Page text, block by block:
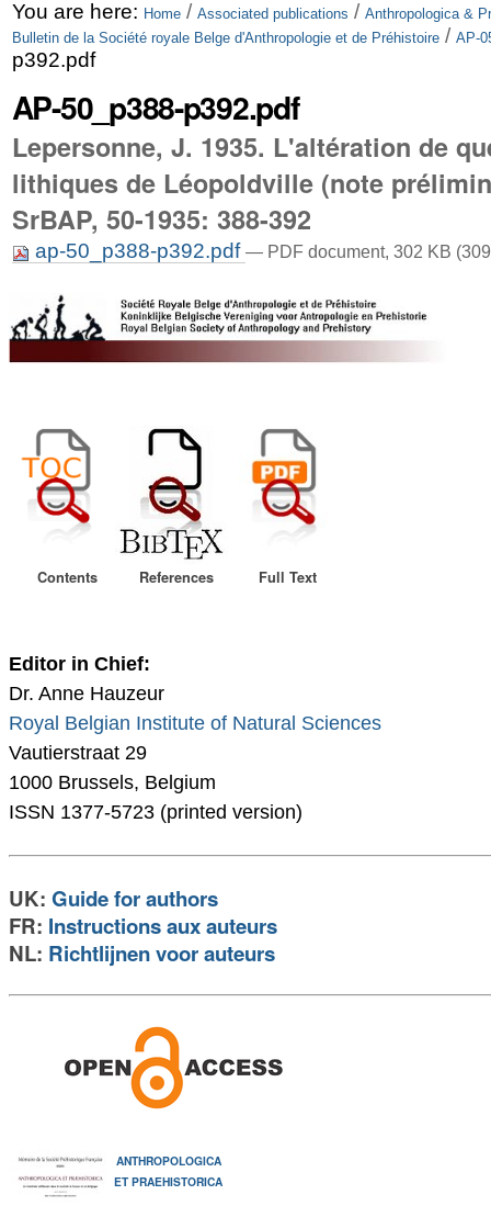
Skip
to
|
Skip
to
navigation
Personal
tools
You are here: Home / Associated publications / Anthropologica &
Bulletin de la Société royale Belge d'Anthropologie et de Préhistoire / AP-
p392.pdf
AP-50_p388-p392.pdf
Lepersonne, J. 1935. L'altération de
lithiques de Léopoldville (note
SrBAP, 50-1935: 388-392
ap-50_p388-p392.pdf — PDF document, 302 KB
Contents References Full Text
Editor in Chief:
Dr. Anne Hauzeur
Royal Belgian Institute of Natural Sciences
Vautierstraat 29
1000 Brussels, Belgium
ISSN 1377-5723 (printed version)
UK: Guide for authors
FR: Instructions aux auteurs
NL: Richtlijnen voor auteurs
ANTHROPOLOGICA
ET PRAEHISTORICA